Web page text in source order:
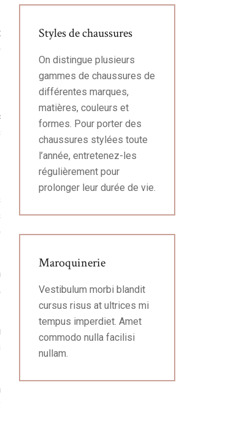
Styles de chaussures
On distingue plusieurs
gammes de chaussures de
différentes marques,
matières, couleurs et
formes. Pour porter des
chaussures stylées toute
l’année, entretenez-les
régulièrement pour
prolonger leur durée de vie.
Maroquinerie
Vestibulum morbi blandit
cursus risus at ultrices mi
tempus imperdiet. Amet
commodo nulla facilisi
nullam.